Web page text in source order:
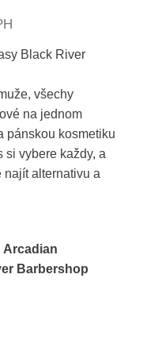
Black River
všechy
na jednom
pánskou kosmetiku
si vybere každy, a
najít alternativu a
Arcadian
Barbershop